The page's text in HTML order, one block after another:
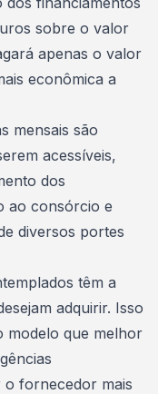
sobre o valor
apenas o valor
econômica a
mensais são
acessíveis,
dos
ao consórcio e
diversos portes
têm a
adquirir. Isso
modelo que melhor
fornecedor mais